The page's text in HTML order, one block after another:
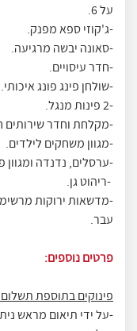
על 6.
-ג'קוזי ספא מפנק.
-סאונה יבשה מרגיעה.
-חדר עיסויים.
-שולחן פינג פונג איכותי.
-2 פינות מנגל.
-מקלחת וחדר שירותים
-מגוון משחקים לילדים.
-ערסלים, נדנדה ומגוון
-ריהוט גן.
-מדשאות ירוקות
עבר.
פרטים נוספים:
פינוקים בתוספת
-על ידי תיאום מראש